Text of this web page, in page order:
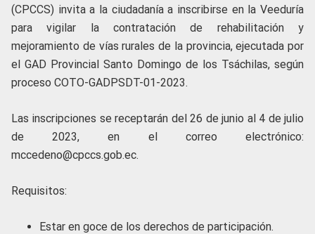
(CPCCS) invita a la ciudadanía a inscribirse en la Veeduría
para vigilar la contratación de rehabilitación y
mejoramiento de vías rurales de la provincia, ejecutada por
el GAD Provincial Santo Domingo de los Tsáchilas, según
proceso COTO-GADPSDT-01-2023.
Las inscripciones se receptarán del 26 de junio al 4 de julio
de 2023, en el correo electrónico:
mccedeno@cpccs.gob.ec.
Requisitos:
Estar en goce de los derechos de participación.